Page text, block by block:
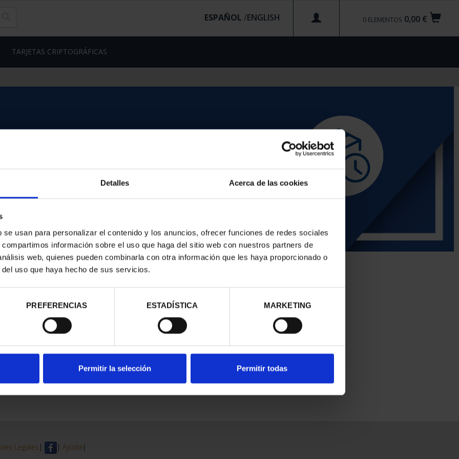
Detalles Acerca de las cookies
usan para personalizar el contenido y los anuncios, ofrecer funciones de redes sociales
información sobre el uso que haga del sitio web con nuestros partners de
web, quienes pueden combinarla con otra información que les haya proporcionado o
uso que haya hecho de sus servicios.
PREFERENCIAS ESTADÍSTICA MARKETING
Permitir la selección Permitir todas
0,00 €
0 ELEMENTOS
ESPAÑOL /
TARJETAS CRIPTOGRÁFICAS
Legales | | Ayuda |